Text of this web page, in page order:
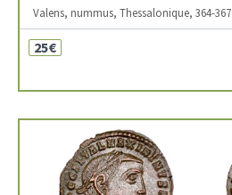
Valens, nummus, Thessalonique, 364-367
25€